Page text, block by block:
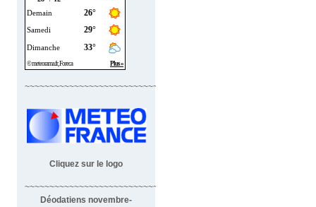
~~~~~~~~~~~~~~~~~~~~~~~~~~~~
Cliquez sur le logo
~~~~~~~~~~~~~~~~~~~~~~~~~~~~~~~~~~~~
Déodatiens novembre-